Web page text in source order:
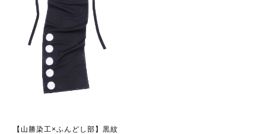
【山勝染工×ふんどし部】黒紋